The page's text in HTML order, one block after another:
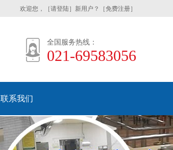
欢迎您，［请登陆］新用户？［免费注册］
全国服务热线：
021-69583056
联系我们